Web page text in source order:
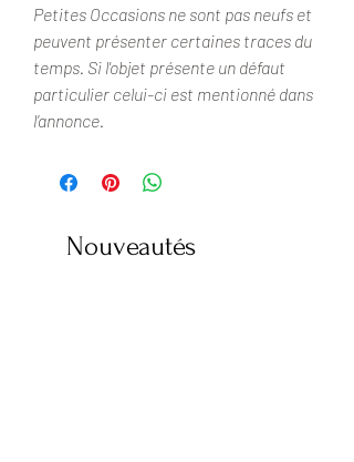
Petites Occasions ne sont pas neufs et
peuvent présenter certaines traces du
temps. Si l'objet présente un défaut
particulier celui-ci est mentionné dans
l’annonce.
Nouveautés